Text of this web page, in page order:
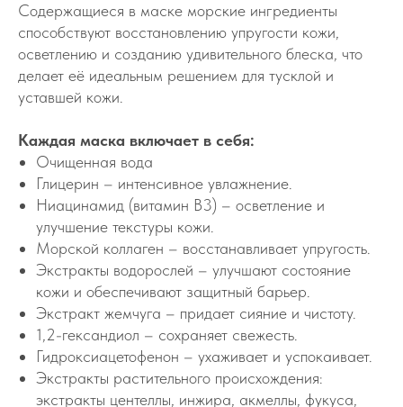
Содержащиеся в маске морские ингредиенты
способствуют восстановлению упругости кожи,
осветлению и созданию удивительного блеска, что
делает её идеальным решением для тусклой и
уставшей кожи.
Каждая маска включает в себя:
Очищенная вода
Глицерин – интенсивное увлажнение.
Ниацинамид (витамин B3) – осветление и
улучшение текстуры кожи.
Морской коллаген – восстанавливает упругость.
Экстракты водорослей – улучшают состояние
кожи и обеспечивают защитный барьер.
Экстракт жемчуга – придает сияние и чистоту.
1,2-гександиол – сохраняет свежесть.
Гидроксиацетофенон – ухаживает и успокаивает.
Экстракты растительного происхождения:
экстракты центеллы, инжира, акмеллы, фукуса,